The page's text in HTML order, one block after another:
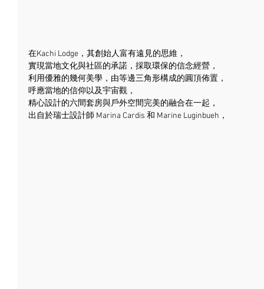
在Kachi Lodge，其創始人富有遠見的思維，
實現當地文化與社區的承諾，採取環保的信念經營，
利用優雅的幾何美學，由等邊三角形構成的圓頂佈置，
呼應當地的信仰以及宇宙觀，
精心設計的六間套房與戶外空間完美的融合在一起，
出自於瑞士設計師 Marina Cardis 和 Marine Luginbueh，